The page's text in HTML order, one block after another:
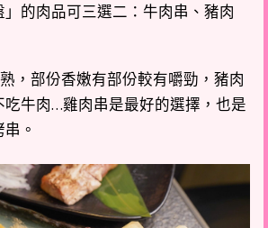
」的肉品可三選二：牛肉串、豬肉
，部份香嫩有部份較有嚼勁，豬肉
吃牛肉…雞肉串是最好的選擇，也是
。